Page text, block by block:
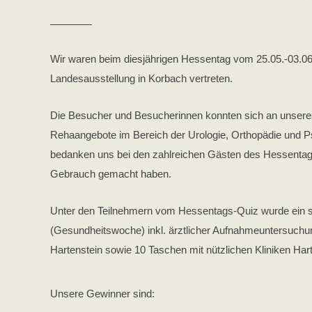
Wir waren beim diesjährigen Hessentag vom 25.05.-
Landesausstellung in Korbach vertreten.
Die Besucher und Besucherinnen konnten sich an
Rehaangebote im Bereich der Urologie, Orthopädie und
bedanken uns bei den zahlreichen Gästen des
Gebrauch gemacht haben.
Unter den Teilnehmern vom Hessentags-Quiz wurde ein
(Gesundheitswoche) inkl. ärztlicher
Hartenstein sowie 10 Taschen mit nützlichen Kliniken
Unsere Gewinner sind:
34537 Bad Wildungen
Fax: 0 56 21 - 88 10 57
leitung@kliniken-
hartenstein.de